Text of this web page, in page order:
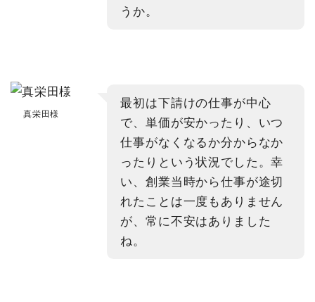
うか。
真栄田様
最初は下請けの仕事が中心
で、単価が安かったり、いつ
仕事がなくなるか分からなか
ったりという状況でした。幸
い、創業当時から仕事が途切
れたことは一度もありません
が、常に不安はありました
ね。